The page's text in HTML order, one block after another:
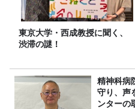
東京大学・西成教授に聞く、
渋滞の謎！
精神科病
守り、声
ンターの